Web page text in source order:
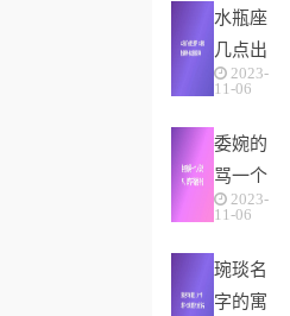
二生肖
中为何
没有
水瓶座
几点出
生最
瓶座性
格解
析-按
2023-
11-06
委婉的
骂一个
人没教
气不好
性子傲
2023-
11-06
琬琰名
字的寓